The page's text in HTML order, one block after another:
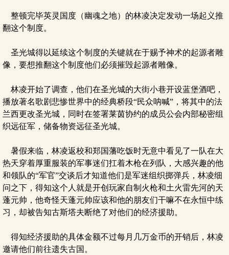
整顿完毕英灵国度（幽魂之地）的林凌决定发动一场起义推
翻这个制度。
圣光城得以延续这个制度的关键就在于赐予神术的起源者雕
像，要想推翻这个制度他们必须摧毁起源者雕像。
林凌开始了调查，他们在圣光城的大街小巷开设蓝堡酒吧，
播放著名歌剧悲惨世界中的经典桥段“民众呐喊”，将其中的法
兰西更改圣光城，同时在签署莱茵协约的成员公会内部秘密组
织远征军，储备物资远征圣光城。
暑假来临，林凌返校和郑国藩吃饭时无意中看见了一队在大
热天穿着厚重服装的军事迷们扛着木枪在列队，大感兴趣的他
和领队的“军官”交谈后才知道他们是军迷组织掷弹兵，林凌细
问之下，得知这个人就是开创玩家自制火枪和土火雷先河的天
蓬元帅，他奇怪天蓬元帅应该和他的朋友们干嘛不在永恒中练
习，却被告知古斯塔夫断绝了对他们的经济援助。
得知经济援助的具体金额不过每月几万金币的开销后，林凌
邀请他们前往遗失古国。